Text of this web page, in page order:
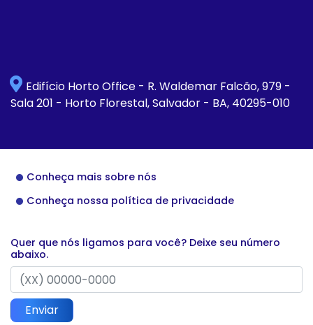
Edifício Horto Office - R. Waldemar Falcão, 979 -
Sala 201 - Horto Florestal, Salvador - BA, 40295-010
Conheça mais sobre nós
Conheça nossa política de privacidade
Quer que nós ligamos para você? Deixe seu número
abaixo.
Enviar